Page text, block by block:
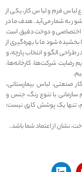
لباس فرم و لباس کار، یکی از
به شمار می‌آید. هدف ما در
اختصاصی و دوخت دقیق است
شود ما با بهره‌گیری از
الگو و انتخاب پارچه، و
رضایت شرکت‌ها، کارخانه‌ها،
صنعتی، لباس بیمارستانی،
سازمانی با تنوع رنگ، جنس و
تنها یک پوشش کاری نیست؛
نشان از اعتماد شما باشد..